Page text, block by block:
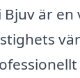
Bjuv är